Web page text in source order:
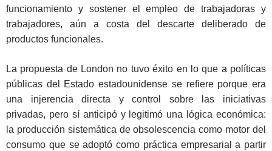
funcionamiento y sostener el empleo de trabajadoras y
trabajadores, aún a costa del descarte deliberado de
productos funcionales.
La propuesta de London no tuvo éxito en lo que a políticas
públicas del Estado estadounidense se refiere porque era
una injerencia directa y control sobre las iniciativas
privadas, pero sí anticipó y legitimó una lógica económica:
la producción sistemática de obsolescencia como motor del
consumo que se adoptó como práctica empresarial a partir